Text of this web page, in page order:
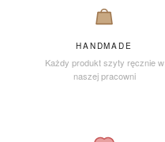
HANDMADE
Każdy produkt szyty ręcznie w
naszej pracowni